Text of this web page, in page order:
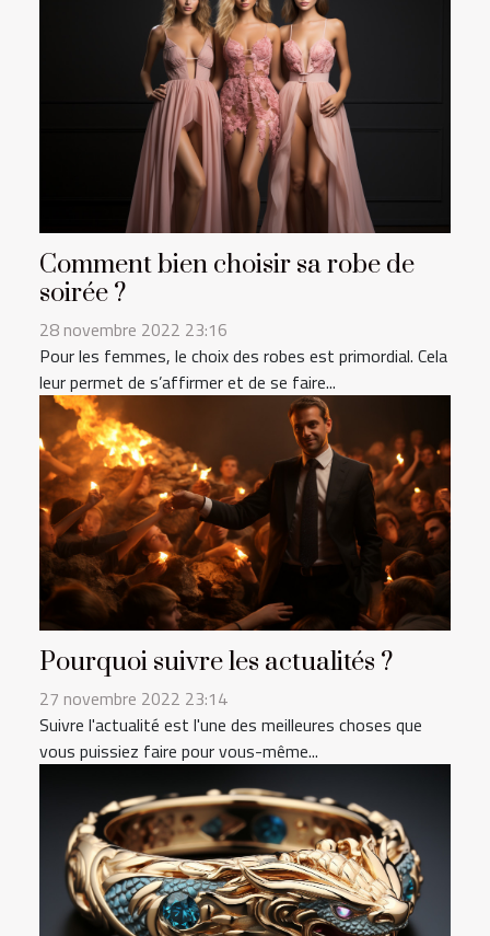
Comment bien choisir sa robe de
soirée ?
28 novembre 2022 23:16
Pour les femmes, le choix des robes est primordial. Cela
leur permet de s’affirmer et de se faire...
Pourquoi suivre les actualités ?
27 novembre 2022 23:14
Suivre l'actualité est l'une des meilleures choses que
vous puissiez faire pour vous-même...